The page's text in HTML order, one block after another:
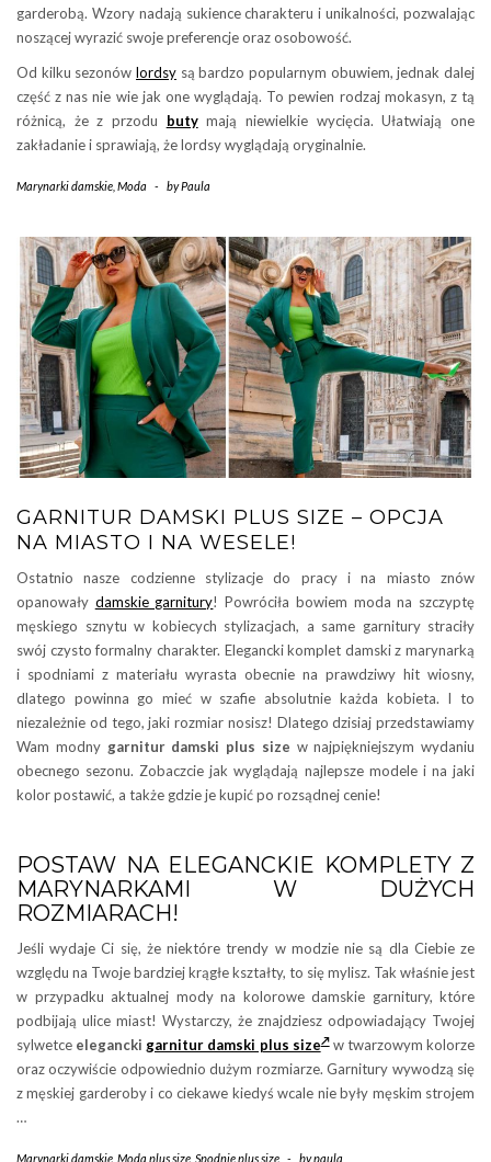
garderobą. Wzory nadają sukience charakteru i unikalności, pozwalając
noszącej wyrazić swoje preferencje oraz osobowość.
Od kilku sezonów lordsy są bardzo popularnym obuwiem, jednak dalej
część z nas nie wie jak one wyglądają. To pewien rodzaj mokasyn, z tą
różnicą, że z przodu butymają niewielkie wycięcia. Ułatwiają one
zakładanie i sprawiają, że lordsy wyglądają oryginalnie.
Marynarki damskie Moda - byPaula
GARNITUR DAMSKI PLUS SIZE – OPCJA
NA MIASTO I NA WESELE!
Ostatnio nasze codzienne stylizacje do pracy i na miasto znów
opanowały damskie garnitury! Powróciła bowiem moda na szczyptę
męskiego sznytu w kobiecych stylizacjach, a same garnitury straciły
swój czysto formalny charakter. Elegancki komplet damski z marynarką
i spodniami z materiału wyrasta obecnie na prawdziwy hit wiosny,
dlatego powinna go mieć w szafie absolutnie każda kobieta. I to
niezależnie od tego, jaki rozmiar nosisz! Dlatego dzisiaj przedstawiamy
Wam modny garnitur damski plus size w najpiękniejszym wydaniu
obecnego sezonu. Zobaczcie jak wyglądają najlepsze modele i na jaki
kolor postawić, a także gdzie je kupić po rozsądnej cenie!
POSTAW NA ELEGANCKIE KOMPLETY Z
MARYNARKAMI W DUŻYCH
ROZMIARACH!
Jeśli wydaje Ci się, że niektóre trendy w modzie nie są dla Ciebie ze
względu na Twoje bardziej krągłe kształty, to się mylisz. Tak właśnie jest
w przypadku aktualnej mody na kolorowe damskie garnitury, które
podbijają ulice miast! Wystarczy, że znajdziesz odpowiadający Twojej
sylwetce eleganckigarnitur damski plus size w twarzowym kolorze
oraz oczywiście odpowiednio dużym rozmiarze. Garnitury wywodzą się
z męskiej garderoby i co ciekawe kiedyś wcale nie były męskim strojem
…
Marynarki damskie Moda plus size Spodnie plus size - bypaula